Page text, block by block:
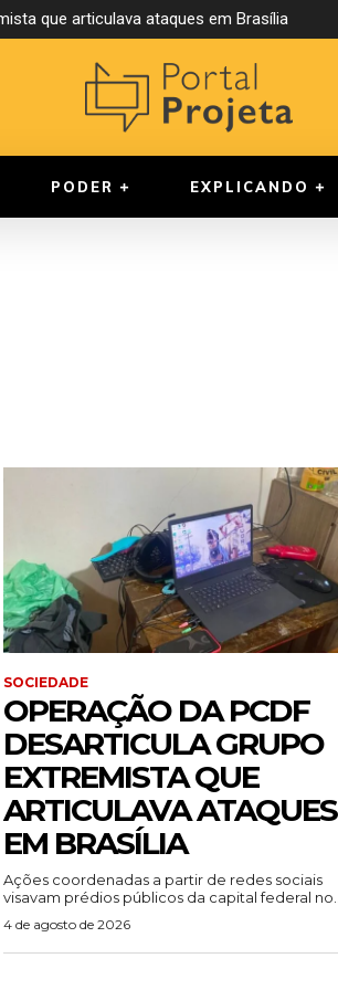
que articulava ataques em Brasília
PODER EXPLICANDO
SOCIEDADE
OPERAÇÃO DA PCDF
DESARTICULA GRUPO
EXTREMISTA QUE
ARTICULAVA ATAQUES
EM BRASÍLIA
Ações coordenadas a partir de redes sociais
visavam prédios públicos da capital federal no...
4 de agosto de 2026